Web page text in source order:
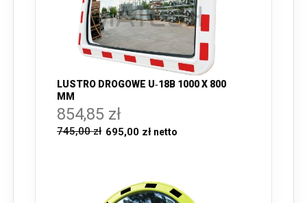
LUSTRO DROGOWE U‑18B 1000 X 800
MM
854,85 zł
695,00 zł
745,00 zł